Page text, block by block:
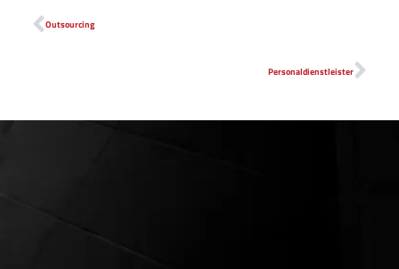
Outsourcing
Personaldienstleister